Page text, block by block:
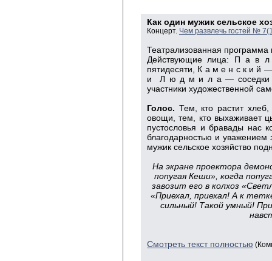
Как один мужик сельское
Концерт. Чем развлечь гостей №
Театрализованная программа
Действующие лица: П а в
пятидесяти, К а м е н с к и й
и Л ю д м и л а — соседки
участники художественной
Голос. Тем, кто растит
овощи, тем, кто выхаживает
пустословья и бравады нас
благодарностью и уважением
мужик сельское хозяйство
На экране проектора
попугая Кеши», когда
завозит его в колхоз
«Приехал, приехал! А к
сильный! Такой умный!
Смотреть текст полностью